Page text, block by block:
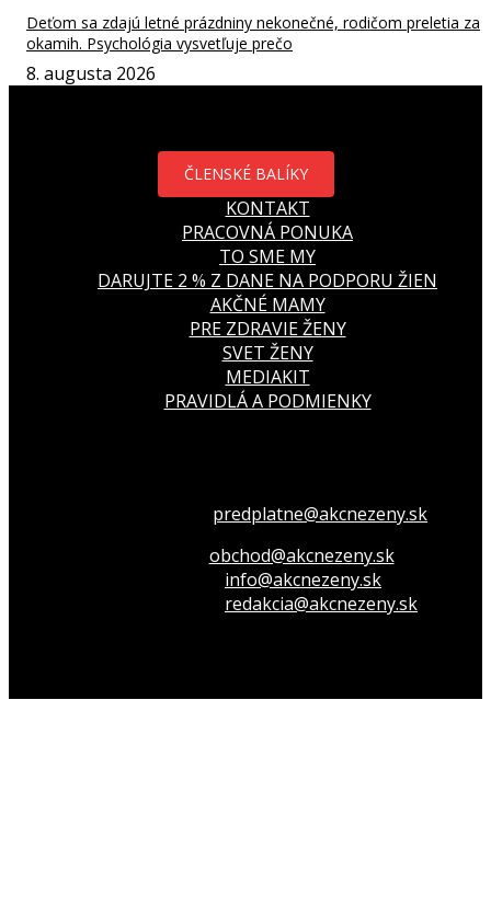
Deťom sa zdajú letné prázdniny nekonečné, rodičom preletia za
okamih. Psychológia vysvetľuje prečo
8. augusta 2026
ČLENSKÉ BALÍKY
KONTAKT
PRACOVNÁ PONUKA
TO SME MY
DARUJTE 2 % Z DANE NA PODPORU ŽIEN
AKČNÉ MAMY
PRE ZDRAVIE ŽENY
SVET ŽENY
MEDIAKIT
PRAVIDLÁ A PODMIENKY
predplatne@akcnezeny.sk
obchod@akcnezeny.sk
info@akcnezeny.sk
redakcia@akcnezeny.sk